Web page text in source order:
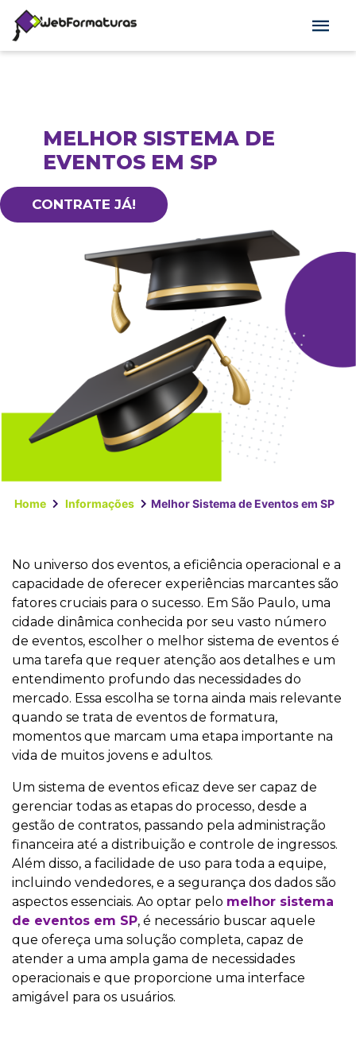
MELHOR SISTEMA DE
EVENTOS EM SP
CONTRATE JÁ!
Home Informações Melhor Sistema de Eventos em SP
No universo dos eventos, a eficiência operacional e a
capacidade de oferecer experiências marcantes são
fatores cruciais para o sucesso. Em São Paulo, uma
cidade dinâmica conhecida por seu vasto número
de eventos, escolher o melhor sistema de eventos é
uma tarefa que requer atenção aos detalhes e um
entendimento profundo das necessidades do
mercado. Essa escolha se torna ainda mais relevante
quando se trata de eventos de formatura,
momentos que marcam uma etapa importante na
vida de muitos jovens e adultos.
Um sistema de eventos eficaz deve ser capaz de
gerenciar todas as etapas do processo, desde a
gestão de contratos, passando pela administração
financeira até a distribuição e controle de ingressos.
Além disso, a facilidade de uso para toda a equipe,
incluindo vendedores, e a segurança dos dados são
aspectos essenciais. Ao optar pelo melhor sistema
de eventos em SP, é necessário buscar aquele
que ofereça uma solução completa, capaz de
atender a uma ampla gama de necessidades
operacionais e que proporcione uma interface
amigável para os usuários.